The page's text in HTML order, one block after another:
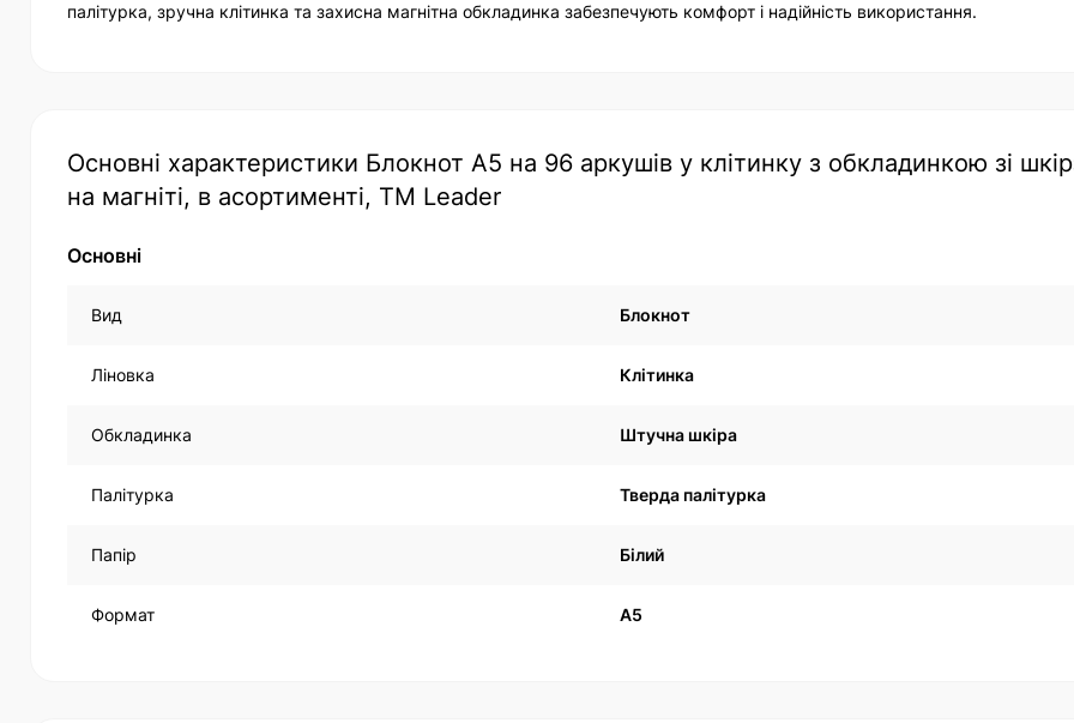
палітурка, зручна клітинка та захисна магнітна обкладинка забезпечують комфорт і надійність використання.
Основні характеристики Блокнот А5 на 96 аркушів у клітинку з обкладинкою зі
на магніті, в асортименті, TM Leader
Основні
Вид Блокнот
Ліновка Клітинка
Обкладинка Штучна шкіра
Палітурка Тверда палітурка
Папір Білий
Формат А5